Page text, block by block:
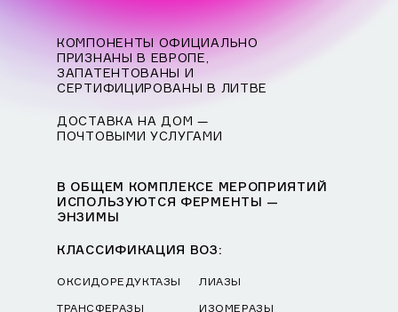
КОМПОНЕНТЫ ОФИЦИАЛЬНО
ПРИЗНАНЫ В ЕВРОПЕ,
ЗАПАТЕНТОВАНЫ И
СЕРТИФИЦИРОВАНЫ В ЛИТВЕ
ДОСТАВКА НА ДОМ —
ПОЧТОВЫМИ УСЛУГАМИ
В ОБЩЕМ КОМПЛЕКСЕ МЕРОПРИЯТИЙ
ИСПОЛЬЗУЮТСЯ ФЕРМЕНТЫ —
ЭНЗИМЫ
КЛАССИФИКАЦИЯ ВОЗ:
ОКСИДОРЕДУКТАЗЫ
ТРАНСФЕРАЗЫ
ЛИАЗЫ
ИЗОМЕРАЗЫ